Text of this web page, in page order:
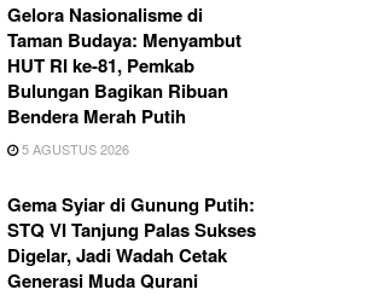
Gelora Nasionalisme di
Taman Budaya: Menyambut
HUT RI ke-81, Pemkab
Bulungan Bagikan Ribuan
Bendera Merah Putih
5 AGUSTUS 2026
Gema Syiar di Gunung Putih:
STQ VI Tanjung Palas Sukses
Digelar, Jadi Wadah Cetak
Generasi Muda Qurani